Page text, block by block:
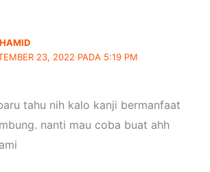
23, 2022 PADA 5:19 PM
tahu nih kalo kanji bermanfaat
nanti mau coba buat ahh